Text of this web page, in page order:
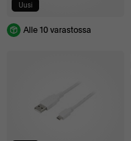
Uusi
Alle 10 varastossa